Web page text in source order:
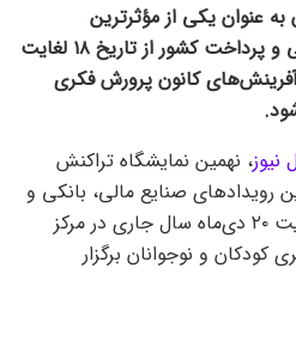
عنوان یکی از مؤثرترین
رویدادهای صنایع مالی، بانکی و پرداخت کشور از تاریخ ۱۸ لغایت
آفرینش‌های کانون پرورش فکری
نیوز، نهمین نمایشگاه تراکنش
رویدادهای صنایع مالی، بانکی و
پرداخت کشور از تاریخ ۱۸ لغایت ۲۰ دی‌ماه سال جاری در مرکز
و نوجوانان برگزار